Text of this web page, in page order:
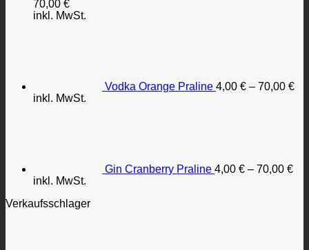
Produktseite
gewählt
70,00 €
inkl. MwSt.
Vodka Orange Praline 4,00 € – 70,00 €
inkl. MwSt.
Gin Cranberry Praline 4,00 € – 70,00 €
inkl. MwSt.
Verkaufsschlager